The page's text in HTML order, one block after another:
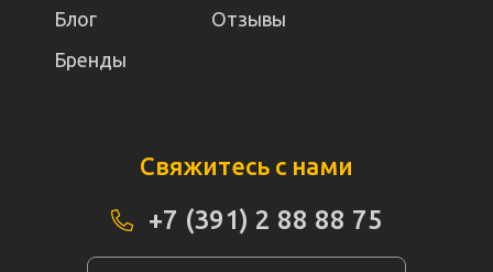
Блог
Отзывы
Бренды
Свяжитесь с нами
+7 (391) 2 88 88 75